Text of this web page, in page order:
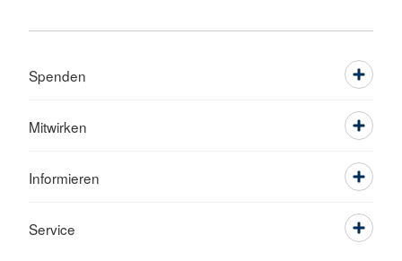
Spenden
Mitwirken
Informieren
Service